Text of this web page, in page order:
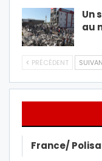
Un
au
PRÉCÉDENT
France/